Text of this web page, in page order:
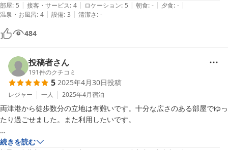
部屋: 5 | 接客・サービス: 4 | ロケーション: 5 | 朝食: - | 夕食: - |
温泉・お風呂: 4 | 設備: 3 | 清潔さ: -
484
投稿者さん
191件のクチコミ
5 2025年4月30日投稿
レジャー 一人 2025年4月宿泊
両津港から徒歩数分の立地は有難いです。十分な広さのある部屋でゆっ
たり過ごせました。また利用したいです。
（メモ：キッチンに電子レンジがない……と思って諦めていたらちょう
続きを読む